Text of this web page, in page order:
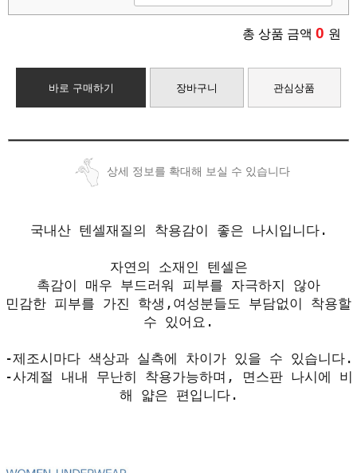
총 상품 금액 0 원
바로 구매하기 장바구니 관심상품
상세 정보를 확대해 보실 수 있습니다
국내산 텐셀재질의 착용감이 좋은 나시입니다.
자연의 소재인 텐셀은
촉감이 매우 부드러워 피부를 자극하지 않아
민감한 피부를 가진 학생,여성분들도 부담없이 착용할
수 있어요.
-제조시마다 색상과 실측에 차이가 있을 수 있습니다.
-사계절 내내 무난히 착용가능하며, 면스판 나시에 비
해 얇은 편입니다.